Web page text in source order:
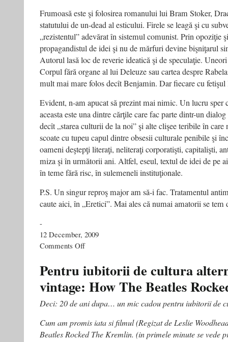
Frumoasă este şi folosirea romanului lui Bram Stoker,
statutului de un-dead al esticului. Firele se leagă şi cu
„rezistentul” adevărat în sistemul comunist. Prin opoziţie
propagandistul de idei şi nu de mărfuri devine bişniţarul
Autorul lasă loc de reverie ideatică şi de speculaţie.
Corpul fără organe al lui Deleuze sau cartea despre
mult mai mare folos decît Benjamin. Dar fiecare cu
Evident, n-am apucat să prezint mai nimic. Un lucru sper
aceasta este una dintre cărţile care fac parte dintr-un
decît „starea culturii de la noi” şi alte clişee teribile în
scoate cu tupeu capul dintre obsesii culturale penibile şi
oameni deştepţi literaţi, neliteraţi corporatişti, capitalişti,
miza şi în următorii ani. Altfel, eseul, textul de idei de pe
în teme fără risc, în sulemeneli instituţionale.
P.S. Un singur reproş major am să-i fac. Tratamentul
caute aici, în „Eretici”. Mai ales că numai amatorii se tem
-
12 December, 2009
Comments Offon
Ereticii
carte
ar
trebui
Pentru iubitorii de cultura
vintage: How The Beatles
Deci: 20 de ani dupa… un mic cadou pentru iubitorii de
Cum am promis iata si filmul (Regizat de Leslie
Beatles Rocked The Kremlin. (in primele minute se vede